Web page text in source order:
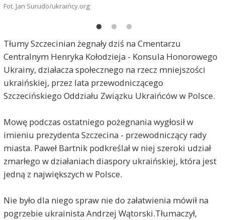
Fot. Jan Surudo/ukraińcy.org
Tłumy Szczecinian żegnały dziś na Cmentarzu
Centralnym Henryka Kołodzieja - Konsula Honorowego
Ukrainy, działacza społecznego na rzecz mniejszości
ukraińskiej, przez lata przewodniczącego
Szczecińskiego Oddziału Związku Ukraińców w Polsce.
Mowę podczas ostatniego pożegnania wygłosił w
imieniu prezydenta Szczecina - przewodniczący rady
miasta. Paweł Bartnik podkreślał w niej szeroki udział
zmarłego w działaniach diaspory ukraińskiej, która jest
jedną z największych w Polsce.
Nie było dla niego spraw nie do załatwienia mówił na
pogrzebie ukrainista Andrzej Wątorski.Tłumaczył,